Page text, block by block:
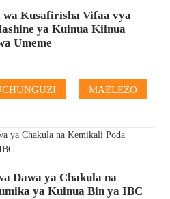
wa Kusafirisha Vifaa vya
ya Kuinua Kiinua
Umeme
MAELEZO
Dawa ya Chakula na
ya Kuinua Bin ya IBC